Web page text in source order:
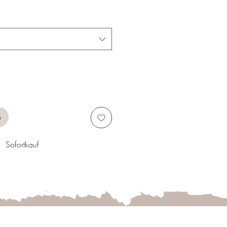
Sofortkauf